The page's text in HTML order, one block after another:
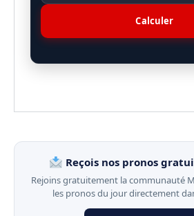
Calculer
Reçois nos pronos
Rejoins gratuitement la communauté
les pronos du jour directement